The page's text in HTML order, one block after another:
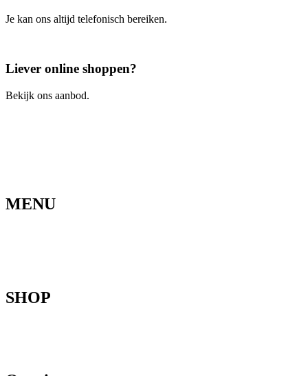
Je kan ons altijd telefonisch bereiken.
Liever online shoppen?
Bekijk ons aanbod.
MENU
SHOP